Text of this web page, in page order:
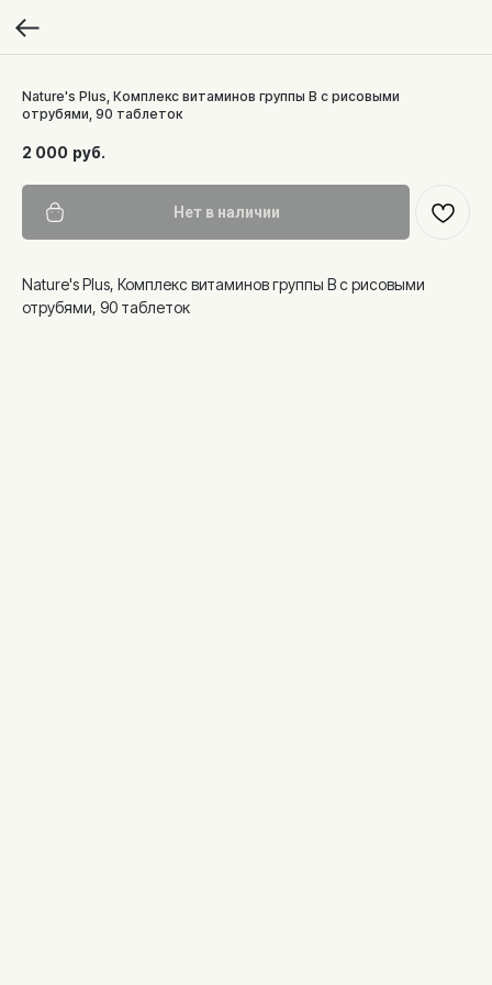
Nature's Plus, Комплекс витаминов группы B с рисовыми
отрубями, 90 таблеток
2 000 руб.
Нет в наличии
Nature's Plus, Комплекс витаминов группы B с рисовыми
отрубями, 90 таблеток